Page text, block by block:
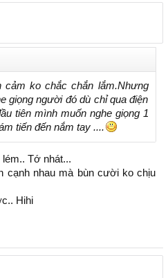
ko chắc chắn lắm.Nhưng
giọng người đó dù chỉ qua điện
tiên mình muốn nghe giọng 1
tiến đến nắm tay ....
Tớ nhát...
cạnh nhau mà bùn cười ko chịu
Hihi